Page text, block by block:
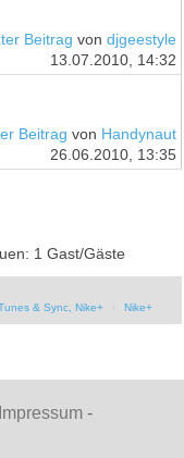
Beitrag von djgeestyle
13.07.2010, 14:32
Beitrag von Handynaut
26.06.2010, 13:35
1 Gast/Gäste
& Sync, Nike+
Nike+
Impressum -